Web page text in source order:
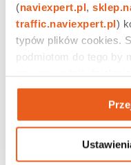
(naviexpert.pl,
traffic.naviexpert.pl)
typów plików cookies.
podmiotom do tego by
aktywności na
informacji znajdziesz